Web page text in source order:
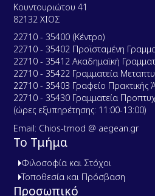
Κουντουριώτου 41
82132 ΧΙΟΣ
22710 - 35400 (Κέντρο)
22710 - 35402 Προϊσταμένη
22710 - 35412 Ακαδημαϊκή
22710 - 35422 Γραμματεία
22710 - 35403 Γραφείο Πρακτικής
22710 - 35430 Γραμματεία
(ώρες εξυπηρέτησης: 11:00-13:00)
Email: Chios-tmod @ aegean.gr
Το Τμήμα
Φιλοσοφία και Στόχοι
Τοποθεσία και Πρόσβαση
Προσωπικό